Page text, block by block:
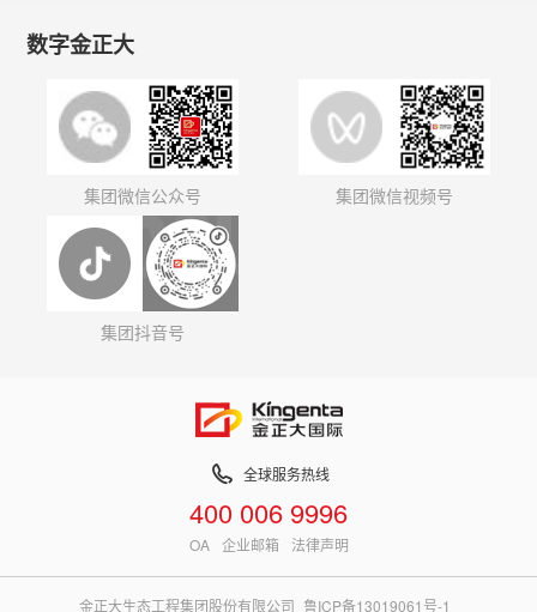
数字金正大
集团微信公众号 集团微信视频号
集团抖音号
全球服务热线
400 006 9996
OA 企业邮箱 法律声明
金正大生态工程集团股份有限公司 鲁ICP备13019061号-1